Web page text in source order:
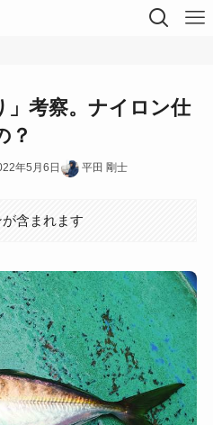
」考察。ナイロン仕
？
年5月6日 平田 剛士
含まれます